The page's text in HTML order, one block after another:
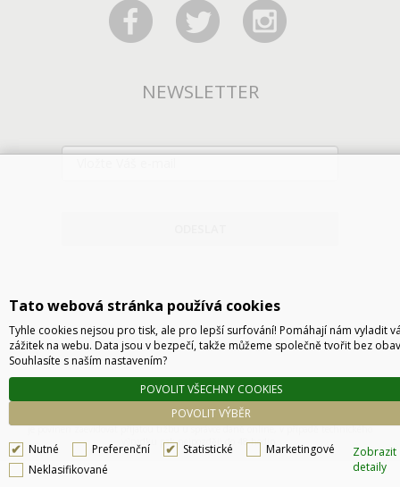
NEWSLETTER
Technické řešení © 2026 CyberSoft s.r.o.
Podle zákona o evidenci tržeb je prodávající povinen vystavit kupujícímu účtenku. Zároveň
je povinen zaevidovat přijatou tržbu u správce daně online, v případě technického
výpadku pak nejpozději do 48 hodin.
Tato webová stránka používá cookies
Tyhle cookies nejsou pro tisk, ale pro lepší surfování! Pomáhají nám vyladit
zážitek na webu. Data jsou v bezpečí, takže můžeme společně tvořit bez
Souhlasíte s naším nastavením?
POVOLIT VÝBĚR
POVOLIT VŠECHNY COOKIES
Nutné Preferenční Statistické
Marketingové
Neklasifikované
Zobrazit
detaily